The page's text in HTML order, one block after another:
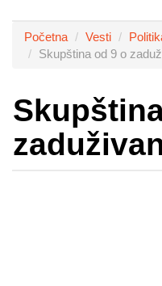
Početna Vesti
Skupština od 9 o